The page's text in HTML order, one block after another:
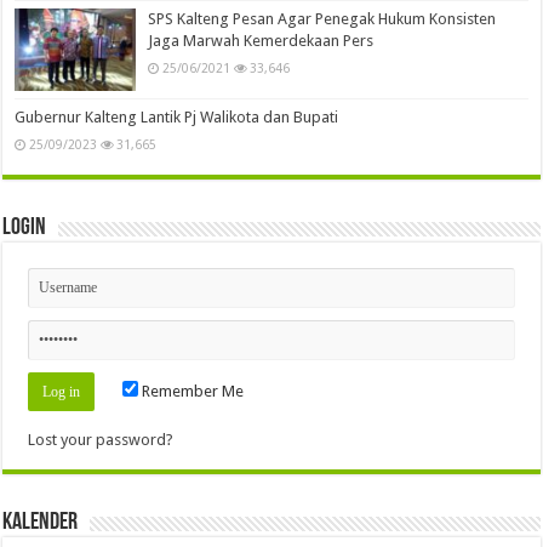
SPS Kalteng Pesan Agar Penegak Hukum Konsisten
Jaga Marwah Kemerdekaan Pers
25/06/2021 33,646
Gubernur Kalteng Lantik Pj Walikota dan Bupati
25/09/2023 31,665
Login
Remember Me
Lost your password?
Kalender